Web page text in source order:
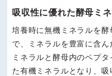
吸収性に優れた酵母ミ
培養時に無機ミネラルを酵
で、ミネラルを豊富に含ん
ミネラルと酵母内のペプ
た有機ミネラルとなり、吸